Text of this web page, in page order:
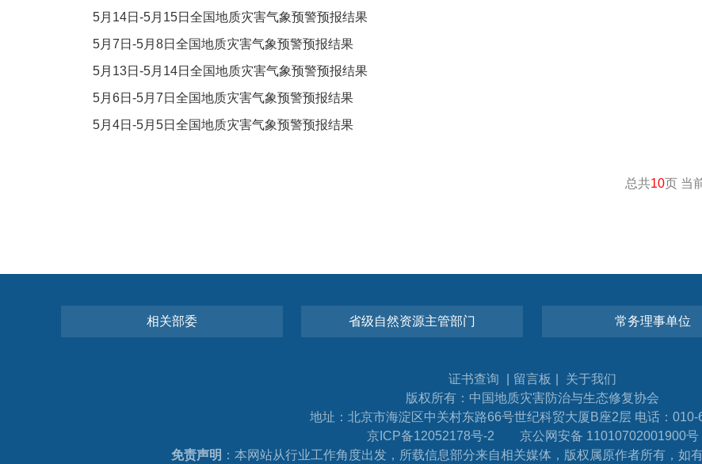
5月14日-5月15日全国地质灾害气象预警预报结果
5月7日-5月8日全国地质灾害气象预警预报结果
5月13日-5月14日全国地质灾害气象预警预报结果
5月6日-5月7日全国地质灾害气象预警预报结果
5月4日-5月5日全国地质灾害气象预警预报结果
总共10页 当
相关部委 省级自然资源主管部门 常务理事单位
证书查询 留言板
关于我们
版权所有：中国地质灾害防治与生态修复协会
地址：北京市海淀区中关村东路66号世纪科贸大厦B座2层 电话：010-
京ICP备12052178号-2
京公网安备 11010702001900号
免责声明 ：本网站从行业工作角度出发，所载信息部分来自相关媒体，版权属原作者所有，如